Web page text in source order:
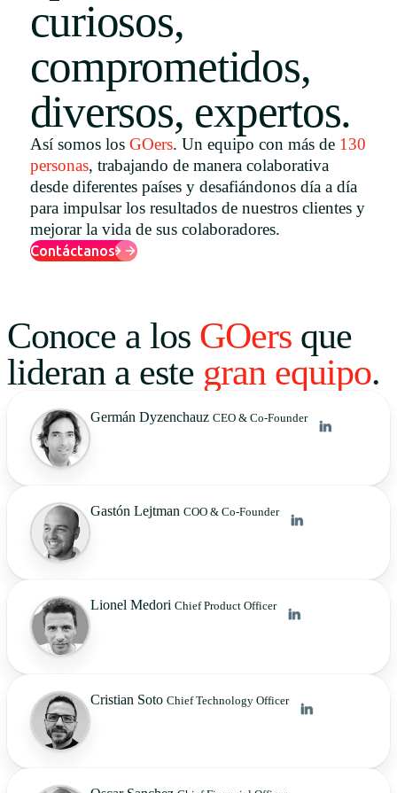
Uruguay
English
Português
curiosos,
comprometidos,
diversos, expertos.
Así somos los GOers. Un equipo con más de 130
personas, trabajando de manera colaborativa
desde diferentes países y desafiándonos día a día
para impulsar los resultados de nuestros clientes y
mejorar la vida de sus colaboradores.
Contáctanos
Conoce a los GOers que
lideran a este gran equipo.
Germán Dyzenchauz CEO & Co-Founder
Gastón Lejtman COO & Co-Founder
Lionel Medori Chief Product Officer
Cristian Soto Chief Technology Officer